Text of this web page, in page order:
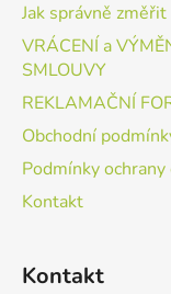
Jak správně změřit
VRÁCENÍ a
SMLOUVY
REKLAMAČNÍ
Obchodní
Podmínky
Kontakt
Kontakt